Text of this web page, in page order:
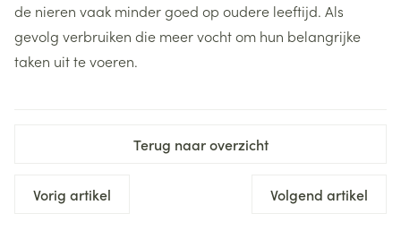
de nieren vaak minder goed op oudere leeftijd. Als
gevolg verbruiken die meer vocht om hun belangrijke
taken uit te voeren.
Terug naar overzicht
Vorig artikel Volgend artikel